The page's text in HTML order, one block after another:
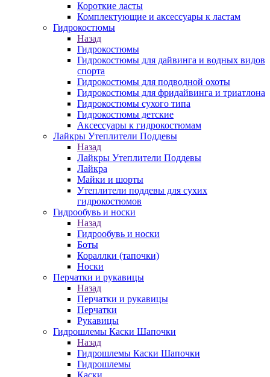
Короткие ласты
Комплектующие и аксессуары к ластам
Гидрокостюмы
Назад
Гидрокостюмы
Гидрокостюмы для дайвинга и водных видов
спорта
Гидрокостюмы для подводной охоты
Гидрокостюмы для фридайвинга и триатлона
Гидрокостюмы сухого типа
Гидрокостюмы детские
Аксессуары к гидрокостюмам
Лайкры Утеплители Поддевы
Назад
Лайкры Утеплители Поддевы
Лайкра
Майки и шорты
Утеплители поддевы для сухих
гидрокостюмов
Гидрообувь и носки
Назад
Гидрообувь и носки
Боты
Кораллки (тапочки)
Носки
Перчатки и рукавицы
Назад
Перчатки и рукавицы
Перчатки
Рукавицы
Гидрошлемы Каски Шапочки
Назад
Гидрошлемы Каски Шапочки
Гидрошлемы
Каски